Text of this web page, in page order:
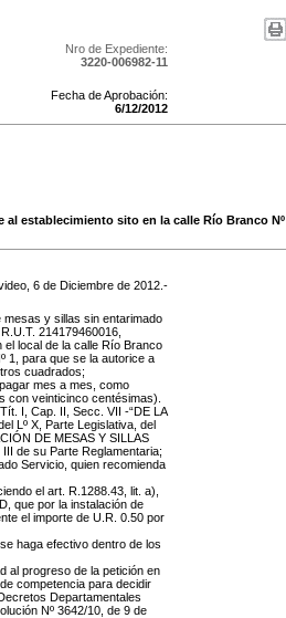
Nro de Expediente:
3220-006982-11
Fecha de Aprobación:
6/12/2012
establecimiento sito en la calle Río Branco Nº
6 de Diciembre de 2012 .-
y sillas sin entarimado
214179460016,
local de la calle Río Branco
1, para que se la autorice a
cuadrados;
mes a mes, como
con veinticinco centésimas).
I, Cap. II, Secc. VII -“DE LA
Lº X, Parte Legislativa, del
DE MESAS Y SILLAS
de su Parte Reglamentaria;
Servicio, quien recomienda
el art. R.1288.43, lit. a),
que por la instalación de
el importe de U.R. 0.50 por
haga efectivo dentro de los
al progreso de la petición en
competencia para decidir
Departamentales
Nº 3642/10, de 9 de